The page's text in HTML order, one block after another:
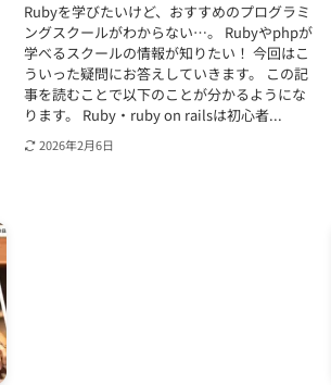
Rubyを学びたいけど、おすすめのプログラミ
ングスクールがわからない…。 Rubyやphpが
学べるスクールの情報が知りたい！ 今回はこ
ういった疑問にお答えしていきます。 この記
事を読むことで以下のことが分かるようにな
ります。 Ruby・ruby on railsは初心者...
2026年2月6日